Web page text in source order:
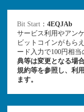
Bit Start ： 4EQJAb
サービス利用やアン
ビットコインがもら
ード入力で100円相
典等は変更となる場
規約等を参照し、利
ます。